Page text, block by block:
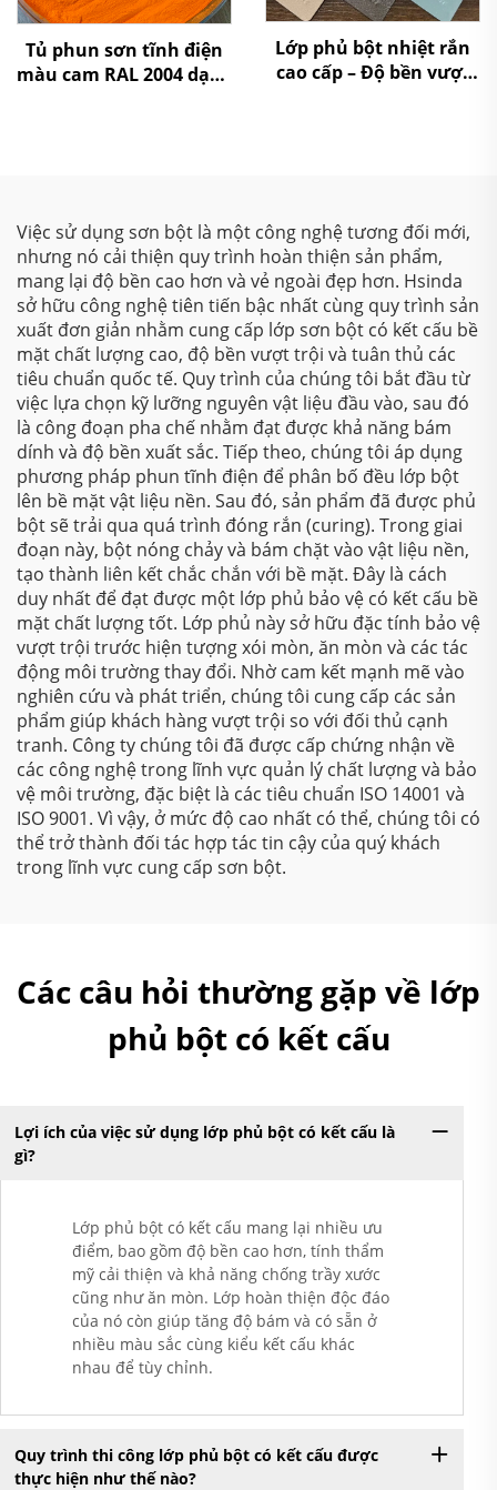
Tủ phun sơn tĩnh điện
màu cam RAL 2004 dạng
Lớp phủ bột nhiệt rắn
cao cấp – Độ bền vượt
kiến trúc
Việc sử dụng sơn bột là một công nghệ tương đối mới,
nhưng nó cải thiện quy trình hoàn thiện sản phẩm,
mang lại độ bền cao hơn và vẻ ngoài đẹp hơn. Hsinda
sở hữu công nghệ tiên tiến bậc nhất cùng quy trình sản
xuất đơn giản nhằm cung cấp lớp sơn bột có kết cấu bề
mặt chất lượng cao, độ bền vượt trội và tuân thủ các
tiêu chuẩn quốc tế. Quy trình của chúng tôi bắt đầu từ
việc lựa chọn kỹ lưỡng nguyên vật liệu đầu vào, sau đó
là công đoạn pha chế nhằm đạt được khả năng bám
dính và độ bền xuất sắc. Tiếp theo, chúng tôi áp dụng
phương pháp phun tĩnh điện để phân bố đều lớp bột
lên bề mặt vật liệu nền. Sau đó, sản phẩm đã được phủ
bột sẽ trải qua quá trình đóng rắn (curing). Trong giai
đoạn này, bột nóng chảy và bám chặt vào vật liệu nền,
tạo thành liên kết chắc chắn với bề mặt. Đây là cách
duy nhất để đạt được một lớp phủ bảo vệ có kết cấu bề
mặt chất lượng tốt. Lớp phủ này sở hữu đặc tính bảo vệ
vượt trội trước hiện tượng xói mòn, ăn mòn và các tác
động môi trường thay đổi. Nhờ cam kết mạnh mẽ vào
nghiên cứu và phát triển, chúng tôi cung cấp các sản
phẩm giúp khách hàng vượt trội so với đối thủ cạnh
tranh. Công ty chúng tôi đã được cấp chứng nhận về
các công nghệ trong lĩnh vực quản lý chất lượng và bảo
vệ môi trường, đặc biệt là các tiêu chuẩn ISO 14001 và
ISO 9001. Vì vậy, ở mức độ cao nhất có thể, chúng tôi có
thể trở thành đối tác hợp tác tin cậy của quý khách
trong lĩnh vực cung cấp sơn bột.
Các câu hỏi thường gặp về lớp
phủ bột có kết cấu
Lợi ích của việc sử dụng lớp phủ bột có kết cấu là
gì?
Lớp phủ bột có kết cấu mang lại nhiều ưu
điểm, bao gồm độ bền cao hơn, tính thẩm
mỹ cải thiện và khả năng chống trầy xước
cũng như ăn mòn. Lớp hoàn thiện độc đáo
của nó còn giúp tăng độ bám và có sẵn ở
nhiều màu sắc cùng kiểu kết cấu khác
nhau để tùy chỉnh.
Quy trình thi công lớp phủ bột có kết cấu được
thực hiện như thế nào?